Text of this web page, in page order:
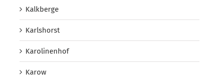
Kalkberge
Karlshorst
Karolinenhof
Karow